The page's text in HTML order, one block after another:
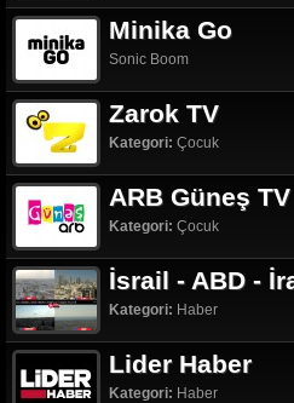
Minika Go
Sonic Boom
Zarok TV
Kategori: Çocuk
ARB Güneş TV
Kategori: Çocuk
İsrail - ABD -
Kategori: Haber
Lider Haber
Kategori: Haber